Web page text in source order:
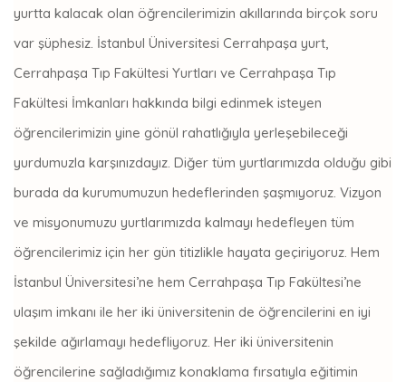
yurtta kalacak olan öğrencilerimizin akıllarında birçok soru
var şüphesiz. İstanbul Üniversitesi Cerrahpaşa yurt,
Cerrahpaşa Tıp Fakültesi Yurtları ve Cerrahpaşa Tıp
Fakültesi İmkanları hakkında bilgi edinmek isteyen
öğrencilerimizin yine gönül rahatlığıyla yerleşebileceği
yurdumuzla karşınızdayız. Diğer tüm yurtlarımızda olduğu gibi
burada da kurumumuzun hedeflerinden şaşmıyoruz. Vizyon
ve misyonumuzu yurtlarımızda kalmayı hedefleyen tüm
öğrencilerimiz için her gün titizlikle hayata geçiriyoruz. Hem
İstanbul Üniversitesi’ne hem Cerrahpaşa Tıp Fakültesi’ne
ulaşım imkanı ile her iki üniversitenin de öğrencilerini en iyi
şekilde ağırlamayı hedefliyoruz. Her iki üniversitenin
öğrencilerine sağladığımız konaklama fırsatıyla eğitimin